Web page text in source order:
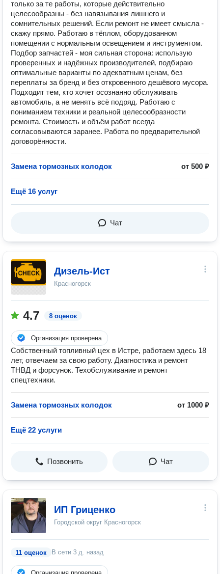
только за те работы, которые действительно
целесообразны - без навязывания лишнего и
сомнительных решений. Если ремонт не имеет смысла -
скажу прямо. Работаю в тёплом, оборудованном
помещении с нормальным освещением и инструментом.
Подбор запчастей - моя сильная сторона: использую
проверенных и надёжных производителей, подбираю
оптимальные варианты по адекватным ценам, без
переплаты за бренд и без откровенного дешёвого мусора.
Подходит тем, кто хочет осознанно обслуживать
автомобиль, а не менять всё подряд. Работаю с
пониманием техники и реальной целесообразности
ремонта. Стоимость и объём работ всегда
согласовываются заранее. Работа по предварительной
договорённости.
Замена тормозных колодок от 500 ₽
Ещё 16 услуг
Чат
Дизель-Ист
Красногорск
4.7 8 оценок
Организация проверена
Собственный топливный цех в Истре, работаем здесь 18
лет, отвечаем за свою работу. Диагностика и ремонт
ТНВД и форсунок. Техобслуживание и ремонт
спецтехники.
Замена тормозных колодок от 1000 ₽
Ещё 22 услуги
Позвонить Чат
ИП Гриценко
Городской округ Красногорск
11 оценок В сети 3 д. назад